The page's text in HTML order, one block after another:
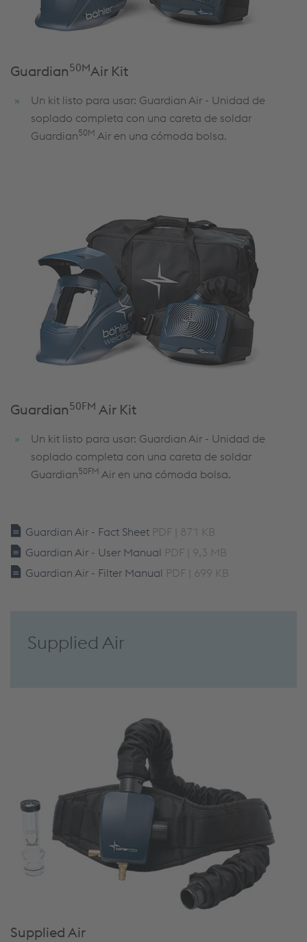
Guardian50MAir Kit
Un kit listo para usar: Guardian Air - Unidad de
soplado completa con una careta de soldar
Guardian50M Air en una cómoda bolsa.
Guardian50FM Air Kit
Un kit listo para usar: Guardian Air - Unidad de
soplado completa con una careta de soldar
Guardian50FM Air en una cómoda bolsa.
Guardian Air - Fact Sheet PDF | 871 KB
Guardian Air - User Manual PDF | 9,3 MB
Guardian Air - Filter Manual PDF | 699 KB
Supplied Air
Supplied Air